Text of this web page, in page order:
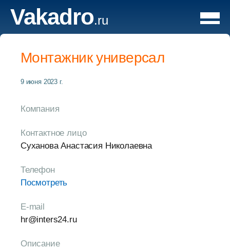
Vakadro.ru
Монтажник универсал
9 июня 2023 г.
Компания
Контактное лицо
Суханова Анастасия Николаевна
Телефон
Посмотреть
E-mail
hr@inters24.ru
Описание